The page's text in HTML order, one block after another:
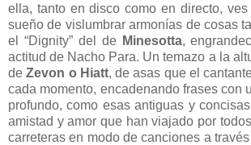
ella, tanto en disco como en directo, ves
sueño de vislumbrar armonías de cosas
el “Dignity” del de Minesotta,
actitud de Nacho Para. Un temazo a la
deZevon o Hiatt, de asas que el
cada momento, encadenando frases con
profundo, como esas antiguas y
amistad y amor que han viajado por
carreteras en modo de canciones a través